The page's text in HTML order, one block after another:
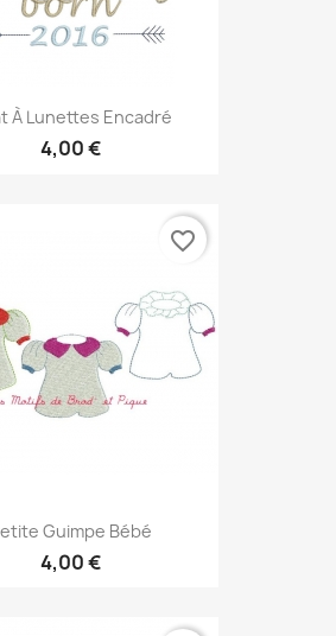
À Lunettes Encadré
4,00 €
Guimpe Bébé
4,00 €
favorite_border